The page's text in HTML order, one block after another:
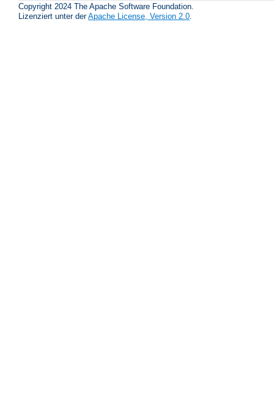
Copyright 2024 The Apache Software Foundation.
Lizenziert unter derApache License, Version 2.0